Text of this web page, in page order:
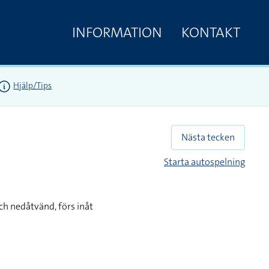
INFORMATION KONTAKT
Hjälp/Tips
Nästa tecken
Starta autospelning
nedåtvänd, förs inåt